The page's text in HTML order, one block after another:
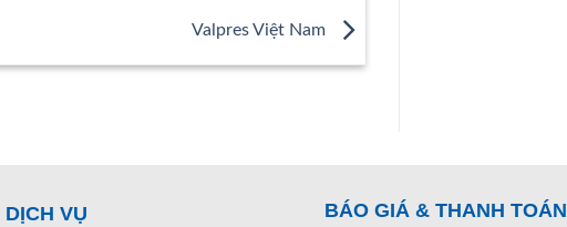
Valpres Việt Nam
VỤ BÁO GIÁ & THANH TOÁN